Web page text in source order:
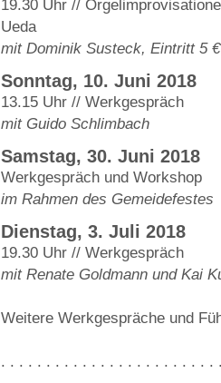
19.30 Uhr //
Ueda
mit Dominik Susteck, Eintritt 5 €
Sonntag, 10. Juni 2018
13.15 Uhr // Werkgespräch
mit Guido Schlimbach
Samstag, 30. Juni 2018
Werkgespräch und Workshop
im Rahmen des Gemeidefestes
Dienstag, 3. Juli 2018
19.30 Uhr // Werkgespräch
mit Renate Goldmann und Kai
Weitere Werkgespräche und
. . . . . . . . . . . . . . . . . . . . . . .